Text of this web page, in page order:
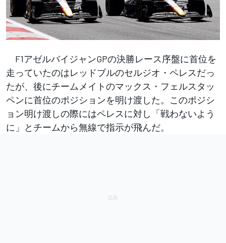
F1アゼルバイジャンGPの決勝レース序盤に首位を
走っていたのはレッドブルのセルジオ・ペレスだっ
たが、後にチームメイトのマックス・フェルスタッ
ペンに首位のポジションを明け渡した。このポジシ
ョン明け渡しの際にはペレスに対し「戦わないよう
に」とチームから無線で指示が飛んだ。